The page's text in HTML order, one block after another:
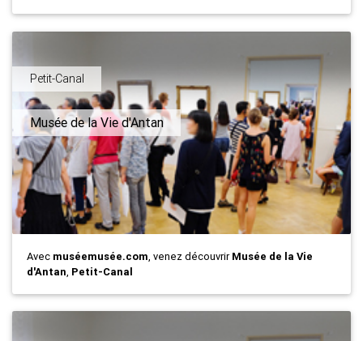
Petit-Canal
Musée de la Vie d'Antan
Avec muséemusée.com, venez découvrirMusée de la Vie
d'Antan, Petit-Canal